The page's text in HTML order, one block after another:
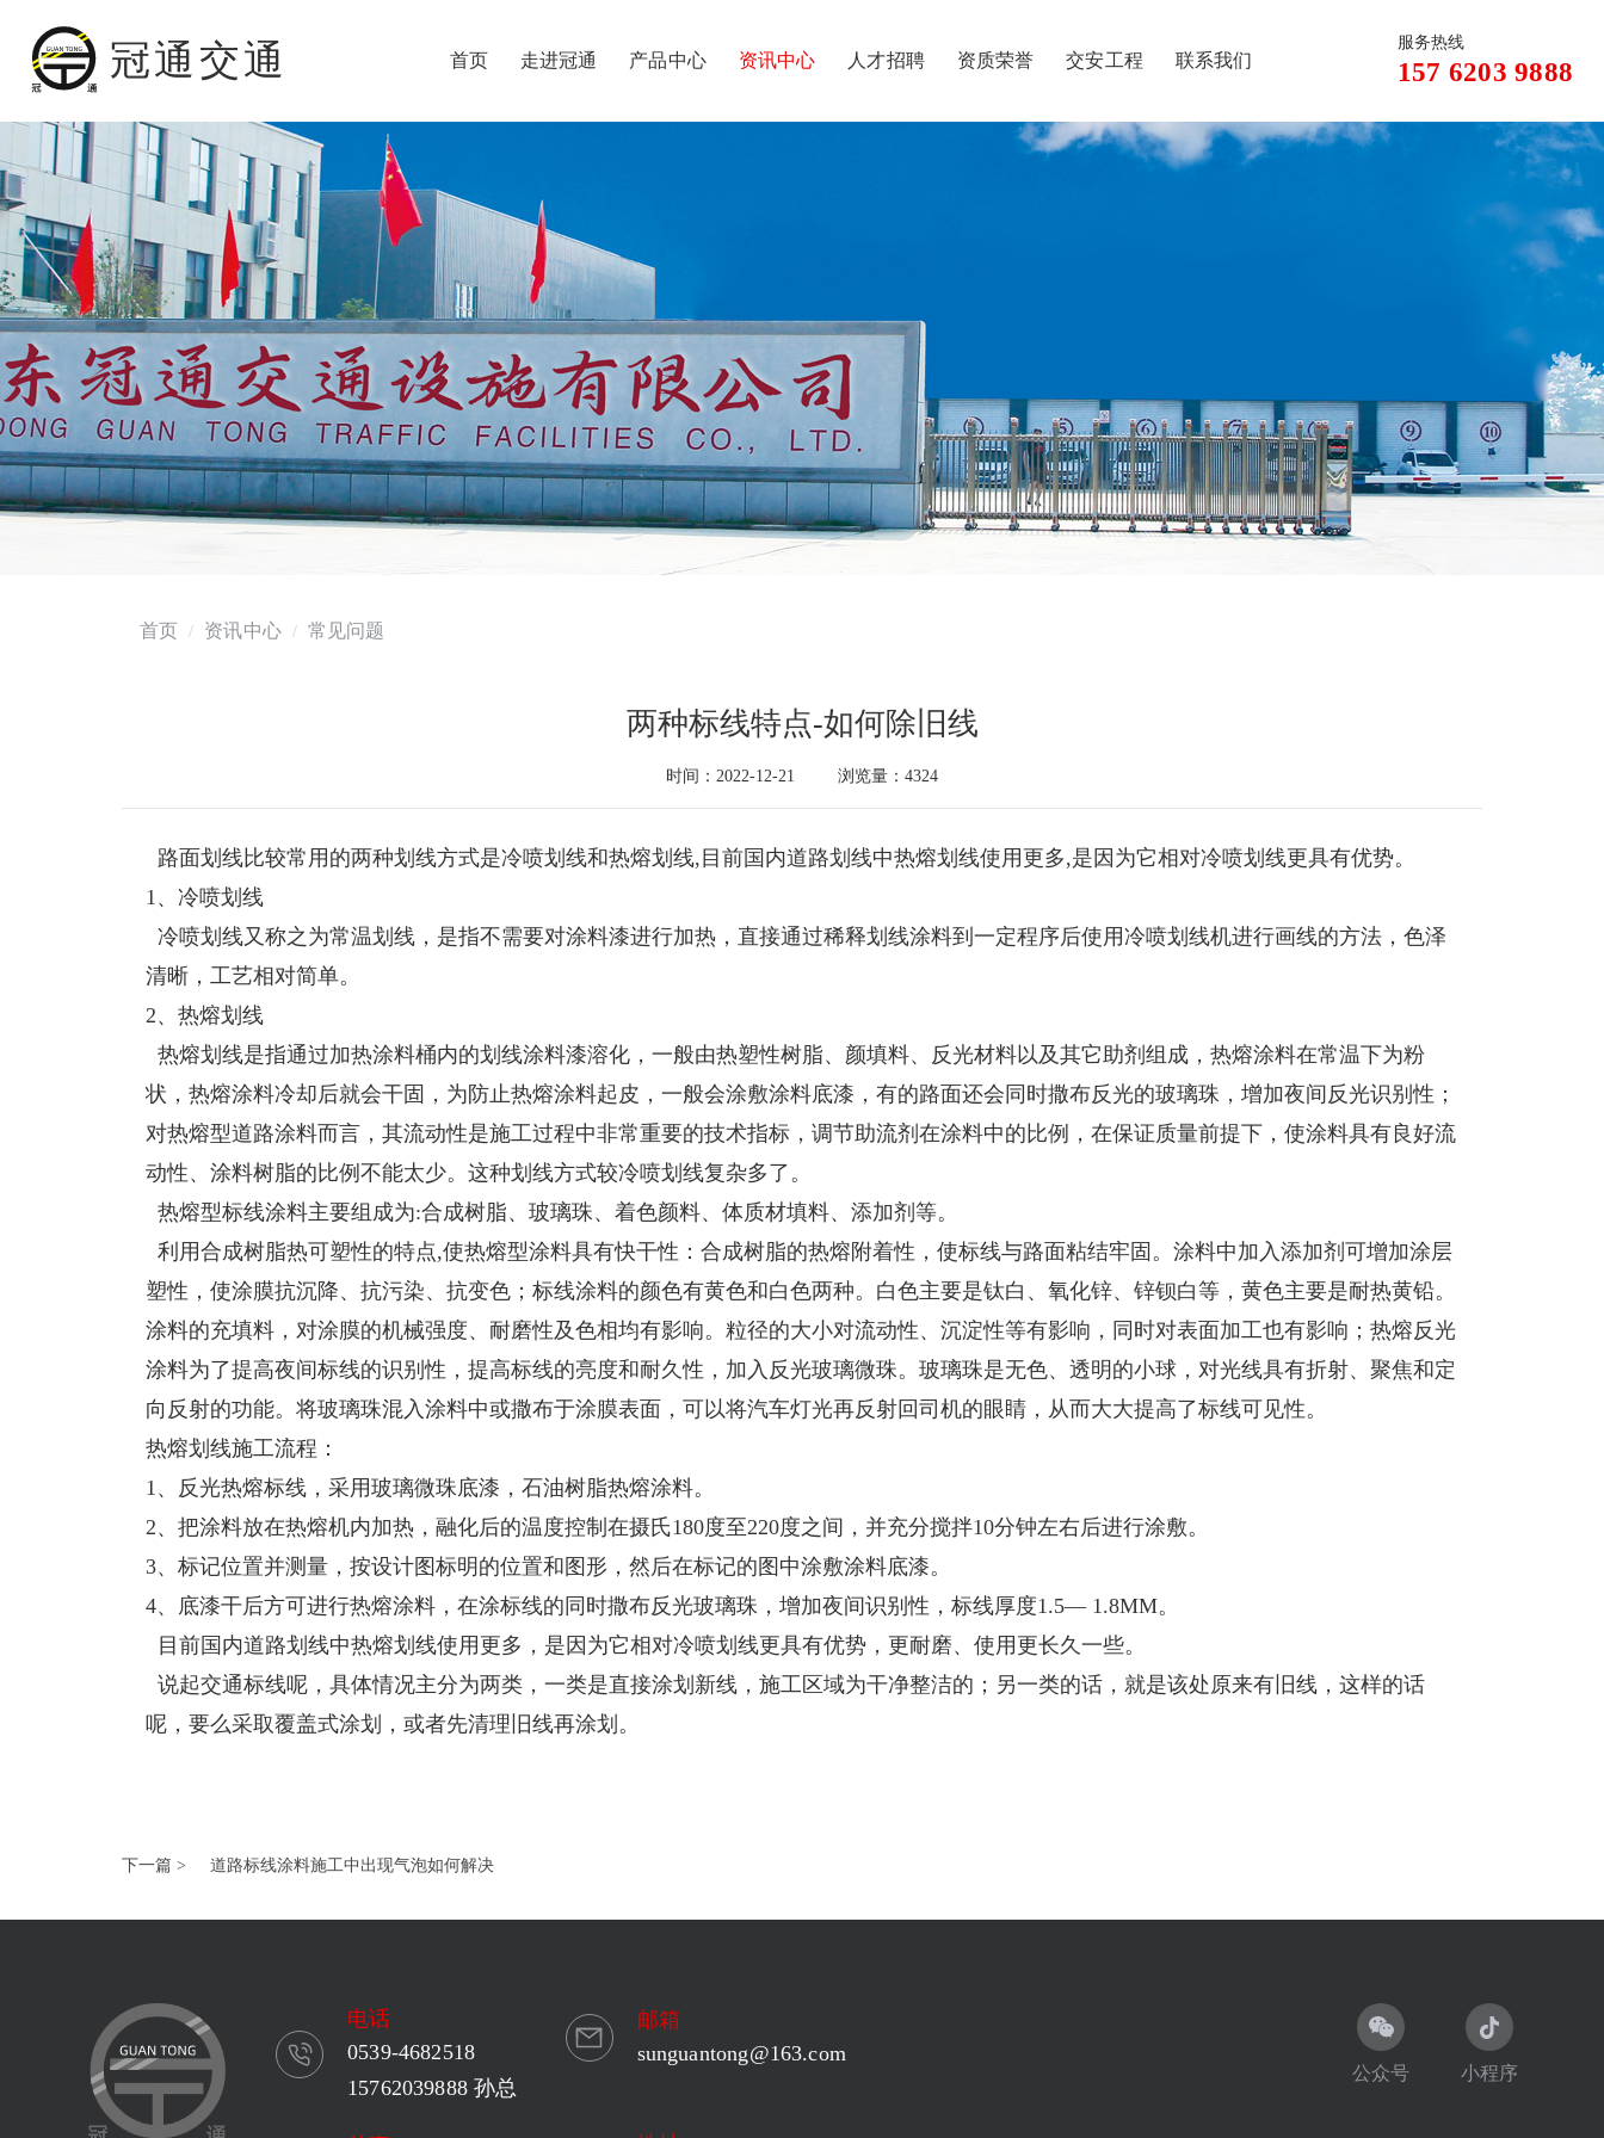
冠通交通 首页 走进冠通 产品中心 资讯中心 人才招聘 资质荣誉 交安工程 联系我们
服务热线
157 6203 9888
首页 资讯中心 常见问题
两种标线特点-如何除旧线
时间：2022-12-21 浏览量：4324
路面划线比较常用的两种划线方式是冷喷划线和热熔划线,目前国内道路划线中热熔划线使用更多,是因为它相对冷喷划线更具有优势。
1、冷喷划线
冷喷划线又称之为常温划线，是指不需要对涂料漆进行加热，直接通过稀释划线涂料到一定程序后使用冷喷划线机进行画线的方法，色泽
清晰，工艺相对简单。
2、热熔划线
热熔划线是指通过加热涂料桶内的划线涂料漆溶化，一般由热塑性树脂、颜填料、反光材料以及其它助剂组成，热熔涂料在常温下为粉
状，热熔涂料冷却后就会干固，为防止热熔涂料起皮，一般会涂敷涂料底漆，有的路面还会同时撒布反光的玻璃珠，增加夜间反光识别性；
对热熔型道路涂料而言，其流动性是施工过程中非常重要的技术指标，调节助流剂在涂料中的比例，在保证质量前提下，使涂料具有良好流
动性、涂料树脂的比例不能太少。这种划线方式较冷喷划线复杂多了。
热熔型标线涂料主要组成为:合成树脂、玻璃珠、着色颜料、体质材填料、添加剂等。
利用合成树脂热可塑性的特点,使热熔型涂料具有快干性：合成树脂的热熔附着性，使标线与路面粘结牢固。涂料中加入添加剂可增加涂层
塑性，使涂膜抗沉降、抗污染、抗变色；标线涂料的颜色有黄色和白色两种。白色主要是钛白、氧化锌、锌钡白等，黄色主要是耐热黄铅。
涂料的充填料，对涂膜的机械强度、耐磨性及色相均有影响。粒径的大小对流动性、沉淀性等有影响，同时对表面加工也有影响；热熔反光
涂料为了提高夜间标线的识别性，提高标线的亮度和耐久性，加入反光玻璃微珠。玻璃珠是无色、透明的小球，对光线具有折射、聚焦和定
向反射的功能。将玻璃珠混入涂料中或撒布于涂膜表面，可以将汽车灯光再反射回司机的眼睛，从而大大提高了标线可见性。
热熔划线施工流程：
1、反光热熔标线，采用玻璃微珠底漆，石油树脂热熔涂料。
2、把涂料放在热熔机内加热，融化后的温度控制在摄氏180度至220度之间，并充分搅拌10分钟左右后进行涂敷。
3、标记位置并测量，按设计图标明的位置和图形，然后在标记的图中涂敷涂料底漆。
4、底漆干后方可进行热熔涂料，在涂标线的同时撒布反光玻璃珠，增加夜间识别性，标线厚度1.5— 1.8MM。
目前国内道路划线中热熔划线使用更多，是因为它相对冷喷划线更具有优势，更耐磨、使用更长久一些。
说起交通标线呢，具体情况主分为两类，一类是直接涂划新线，施工区域为干净整洁的；另一类的话，就是该处原来有旧线，这样的话
呢，要么采取覆盖式涂划，或者先清理旧线再涂划。
下一篇 > 道路标线涂料施工中出现气泡如何解决
电话
0539-4682518
15762039888 孙总
邮箱
sunguantong@163.com
公众号 小程序